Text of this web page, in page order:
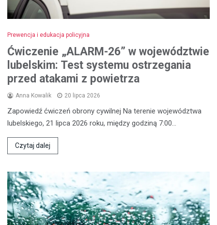
Prewencja i edukacja policyjna
Ćwiczenie „ALARM-26” w województwie
lubelskim: Test systemu ostrzegania
przed atakami z powietrza
Anna Kowalik 20 lipca 2026
Zapowiedź ćwiczeń obrony cywilnej Na terenie województwa
lubelskiego, 21 lipca 2026 roku, między godziną 7:00…
Czytaj dalej